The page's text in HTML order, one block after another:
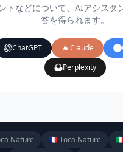
トなどについて、AIアシスタ
答を得られます。
ChatGPT Claude
Perplexity
Nature 🇫🇷 Toca Nature